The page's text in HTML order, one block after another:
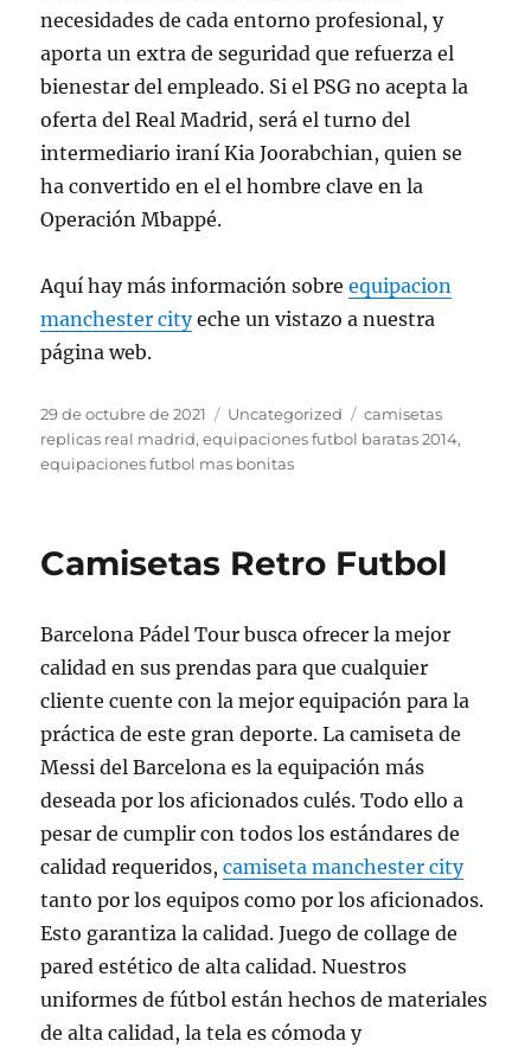
necesidades de cada entorno profesional, y
aporta un extra de seguridad que refuerza el
bienestar del empleado. Si el PSG no acepta la
oferta del Real Madrid, será el turno del
intermediario iraní Kia Joorabchian, quien se
ha convertido en el el hombre clave en la
Operación Mbappé.
Aquí hay más información sobreequipacion
manchester cityeche un vistazo a nuestra
página web.
Publicado
el
29 de octubre de 2021 Categorías
Uncategorized Etiquetas
camisetas
replicas real madrid,equipaciones futbol baratas 2014,
equipaciones futbol mas bonitas
Camisetas Retro Futbol
Barcelona Pádel Tour busca ofrecer la mejor
calidad en sus prendas para que cualquier
cliente cuente con la mejor equipación para la
práctica de este gran deporte. La camiseta de
Messi del Barcelona es la equipación más
deseada por los aficionados culés. Todo ello a
pesar de cumplir con todos los estándares de
calidad requeridos,camiseta manchester city
tanto por los equipos como por los aficionados.
Esto garantiza la calidad. Juego de collage de
pared estético de alta calidad. Nuestros
uniformes de fútbol están hechos de materiales
de alta calidad, la tela es cómoda y